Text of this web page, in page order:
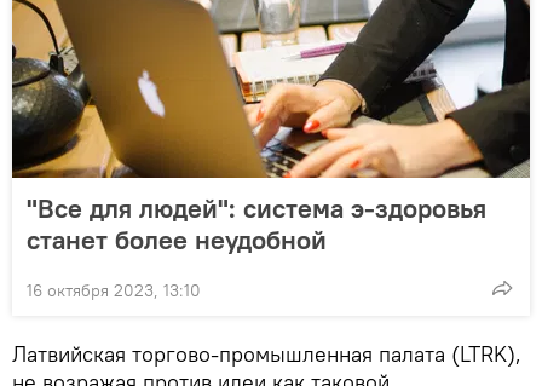
"Все для людей": система э-здоровья
станет более неудобной
16 октября 2023, 13:10
Латвийская торгово-промышленная палата (LTRK),